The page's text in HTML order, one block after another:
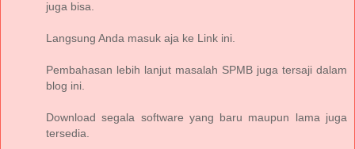
juga bisa.
Langsung Anda masuk aja ke Link ini.
Pembahasan lebih lanjut masalah SPMB juga tersaji dalam
blog ini.
Download segala software yang baru maupun lama juga
tersedia.